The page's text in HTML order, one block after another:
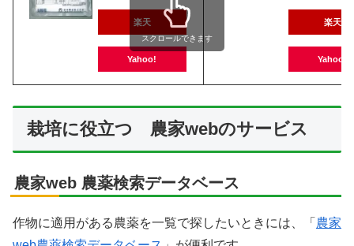
楽天
Yahoo!
楽天
Yahoo!
スクロールできます
栽培に役立つ 農家webのサービス
農家web 農薬検索データベース
作物に適用がある農薬を一覧で探したいときには、「 農家